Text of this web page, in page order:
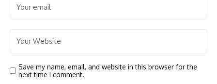
Save my name, email, and website in this browser for the
next time I comment.